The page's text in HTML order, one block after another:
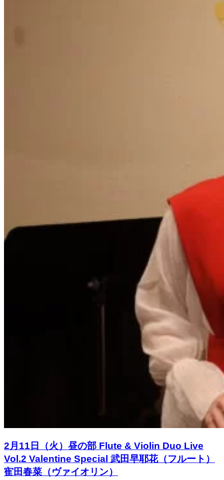
2月11日（火）昼の部 Flute & Violin Duo Live
Vol.2 Valentine Special 武田早耶花（フルート）
寉田春菜（ヴァイオリン）